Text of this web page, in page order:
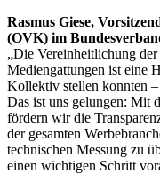
Rasmus Giese,
(OVK) im
„Die Vereinheitlichung
Mediengattungen ist eine
Kollektiv stellen konnten –
Das ist uns gelungen: Mit
fördern wir die
der gesamten
technischen Messung zu
einen wichtigen Schritt